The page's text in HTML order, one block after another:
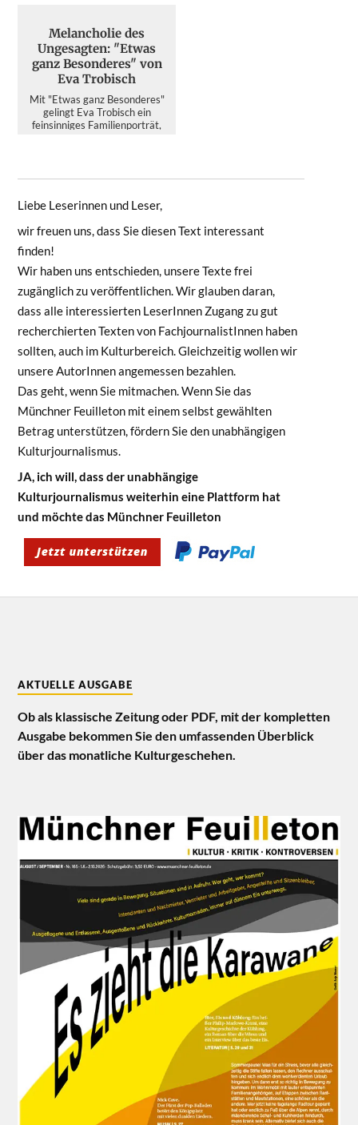
Melancholie des
Ungesagten: "Etwas
ganz Besonderes" von
Eva Trobisch
Mit "Etwas ganz Besonderes"
gelingt Eva Trobisch ein
feinsinniges Familienporträt,
Liebe Leserinnen und Leser,
wir freuen uns, dass Sie diesen Text interessant
finden!
Wir haben uns entschieden, unsere Texte frei
zugänglich zu veröffentlichen. Wir glauben daran,
dass alle interessierten LeserInnen Zugang zu gut
recherchierten Texten von FachjournalistInnen haben
sollten, auch im Kulturbereich. Gleichzeitig wollen wir
unsere AutorInnen angemessen bezahlen.
Das geht, wenn Sie mitmachen. Wenn Sie das
Münchner Feuilleton mit einem selbst gewählten
Betrag unterstützen, fördern Sie den unabhängigen
Kulturjournalismus.
JA, ich will, dass der unabhängige
Kulturjournalismus weiterhin eine Plattform hat
und möchte das Münchner Feuilleton
AKTUELLE AUSGABE
Ob als klassische Zeitung oder PDF, mit der kompletten
Ausgabe bekommen Sie den umfassenden Überblick
über das monatliche Kulturgeschehen.